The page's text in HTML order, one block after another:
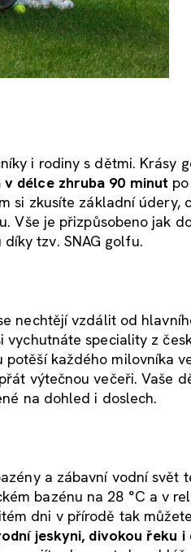
i rodiny s dětmi. Krásy
v délce zhruba 90 minut
si zkusíte základní údery,
Vše je přizpůsobeno jak
tzv. SNAG golfu.
nechtějí vzdálit od
vychutnáte speciality z
každého milovníka
výtečnou večeři. Vaše
na dohled i doslech.
a zábavní vodní svět
bazénu na 28 °C a v
dni v přírodě tak
jeskyni, divokou řeku i